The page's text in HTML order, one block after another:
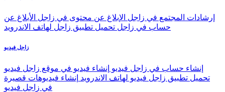
إرشادات المجتمع في زاجل الإبلاغ عن محتوى في زاجل الأبلاغ عن
حساب في زاجل تحميل تطبيق زاجل لهاتف الاندرويد
زاجل فيديو
إنشاء حساب في زاجل فيديو إنشاء فيديو في موقع زاجل فيديو
تحميل تطبيق زاجل فيديو لهاتف الاندرويد إنشاء فيديوهات قصيرة
في زاجل فيديو